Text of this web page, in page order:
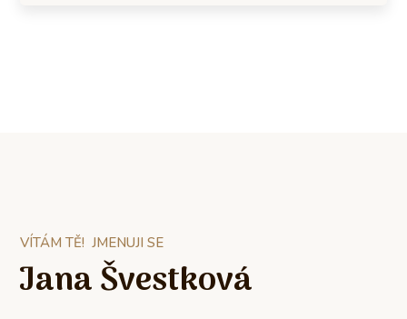
VÍTÁM TĚ! JMENUJI SE
Jana Švestková